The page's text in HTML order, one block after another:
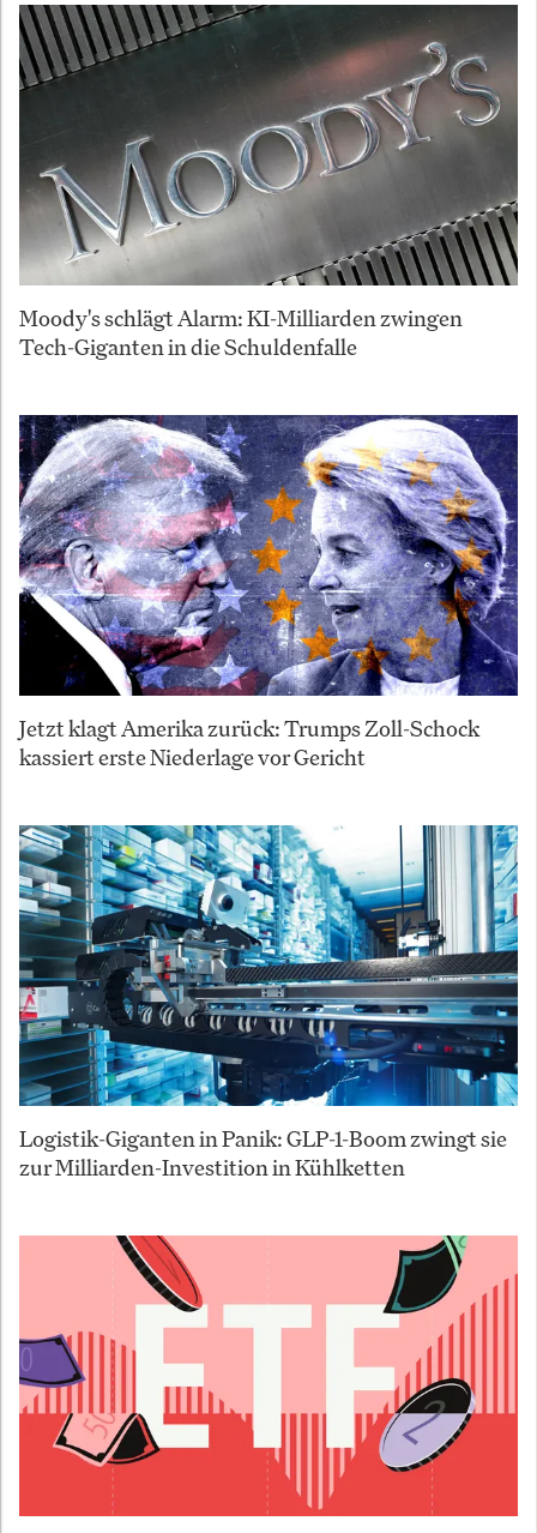
Moody's schlägt Alarm: KI-Milliarden zwingen
Tech-Giganten in die Schuldenfalle
Jetzt klagt Amerika zurück: Trumps Zoll-Schock
kassiert erste Niederlage vor Gericht
Logistik-Giganten in Panik: GLP-1-Boom zwingt sie
zur Milliarden-Investition in Kühlketten